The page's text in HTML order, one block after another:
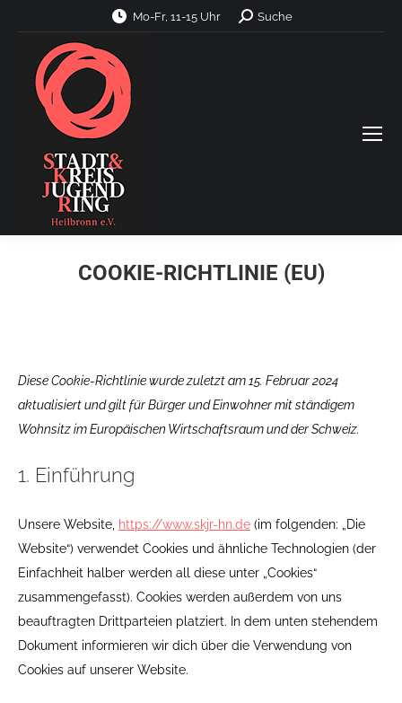
Mo-Fr, 11-15 Uhr Search:
Suche
COOKIE-RICHTLINIE (EU)
Diese Cookie-Richtlinie wurde zuletzt am 15. Februar 2024
aktualisiert und gilt für Bürger und Einwohner mit ständigem
Wohnsitz im Europäischen Wirtschaftsraum und der Schweiz.
1. Einführung
Unsere Website, https://www.skjr-hn.de (im folgenden: „Die
Website“) verwendet Cookies und ähnliche Technologien (der
Einfachheit halber werden all diese unter „Cookies“
zusammengefasst). Cookies werden außerdem von uns
beauftragten Drittparteien platziert. In dem unten stehendem
Dokument informieren wir dich über die Verwendung von
Cookies auf unserer Website.